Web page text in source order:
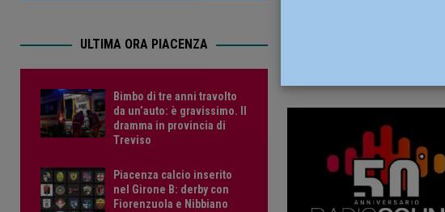
ULTIMA ORA PIACENZA
Bimbo di tre anni travolto
da un’auto: è gravissimo. Il
dramma in provincia di
Treviso
Piacenza calcio inserito
nel Girone B: derby con
Fiorenzuola e Nibbiano